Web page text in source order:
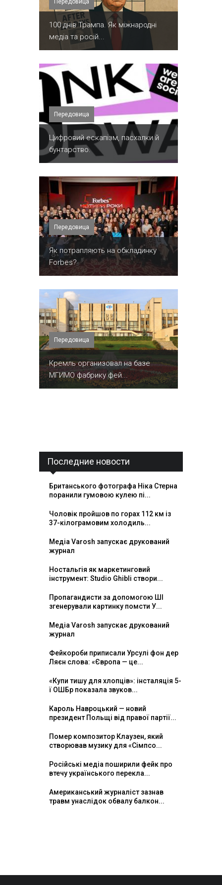
Передовица
100 днів Трампа. Як міжнародні
медіа та росій...
Передовица
​Цифровий ескапізм, пасхалки й
бунтарство.
Передовица
​Як потрапляють на обкладинку
Forbes?
Передовица
Кремль организовал на базе
МГИМО фабрику фей...
Последние новости
Британського фотографа Ніка Стерна
поранили гумовою кулею пі...
Чоловік пройшов по горах 112 км із
37-кілограмовим холодиль...
Медіа Varosh запускає друкований
журнал
Ностальгія як маркетинговий
інструмент: Studio Ghibli створи...
Пропагандисти за допомогою ШІ
згенерували картинку помсти У...
Медіа Varosh запускає друкований
журнал
Фейкороби приписали Урсулі фон дер
Ляєн слова: «Європа — це...
«Купи тишу для хлопців»: інсталяція 5-
ї ОШБр показала звуков...
Кароль Навроцький — новий
президент Польщі від правої партії...
Помер композитор Клаузен, який
створював музику для «Сімпсо...
Російські медіа поширили фейк про
втечу українського перекла...
Американський журналіст зазнав
травм унаслідок обвалу балкон...